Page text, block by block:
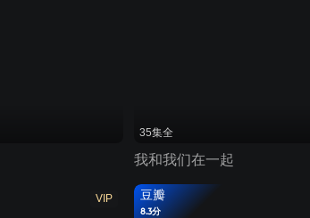
35集全
我和我们在一起
VIP 豆瓣
8.3分